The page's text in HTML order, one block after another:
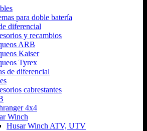
para doble batería
diferencial
y recambios
ARB
Kaiser
Tyrex
de diferencial
cabrestantes
4x4
Winch
Husar Winch ATV, UTV